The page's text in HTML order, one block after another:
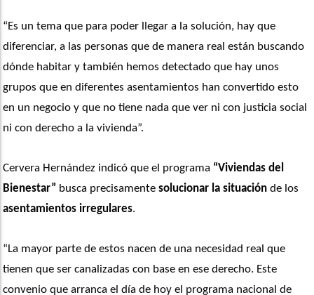
“Es un tema que para poder llegar a la solución, hay que
diferenciar, a las personas que de manera real están buscando
dónde habitar y también hemos detectado que hay unos
grupos que en diferentes asentamientos han convertido esto
en un negocio y que no tiene nada que ver ni con justicia social
ni con derecho a la vivienda”.
Cervera Hernández indicó que el programa “Viviendas del
Bienestar” busca precisamente solucionar la situación
asentamientos irregulares.
“La mayor parte de estos nacen de una necesidad real que
tienen que ser canalizadas con base en ese derecho. Este
convenio que arranca el día de hoy el programa nacional de